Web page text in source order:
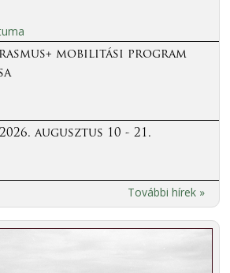
mobilitási program
augusztus 10 - 21.
További hírek »